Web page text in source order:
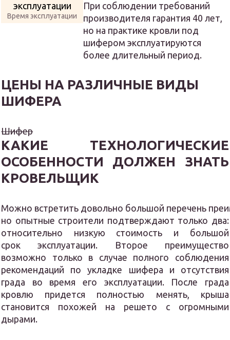
Время эксплуатации
При соблюдении требований
производителя гарантия 40 лет,
но на практике кровли под
шифером эксплуатируются
более длительный период.
ЦЕНЫ НА РАЗЛИЧНЫЕ ВИДЫ
ШИФЕРА
Шифер
КАКИЕ ТЕХНОЛОГИЧЕСКИЕ
ОСОБЕННОСТИ ДОЛЖЕН ЗНАТЬ
КРОВЕЛЬЩИК
Можно встретить довольно большой перечень
но опытные строители подтверждают только два:
относительно низкую стоимость и большой
срок эксплуатации. Второе преимущество
возможно только в случае полного соблюдения
рекомендаций по укладке шифера и отсутствия
града во время его эксплуатации. После града
кровлю придется полностью менять, крыша
становится похожей на решето с огромными
дырами.